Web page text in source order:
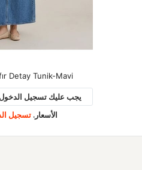
يجب عليك تسجيل الدخول
الأسعار. تسجيل